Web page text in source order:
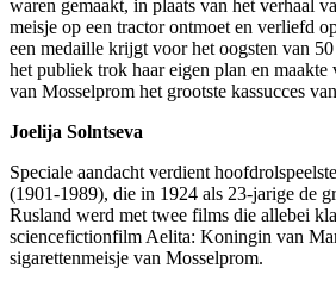
waren gemaakt, in plaats van het verhaal
meisje op een tractor ontmoet en verliefd
een medaille krijgt voor het oogsten van
het publiek trok haar eigen plan en maakte
van Mosselprom het grootste kassucces
Joelija Solntseva
Speciale aandacht verdient
(1901-1989), die in 1924 als 23-jarige de
Rusland werd met twee films die allebei
sciencefictionfilm Aelita: Koningin van
sigarettenmeisje van Mosselprom.